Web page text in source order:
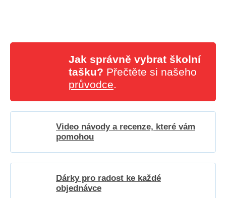
Jak správně vybrat školní
tašku? Přečtěte si našeho
průvodce.
Video návody a recenze, které vám
pomohou
Dárky pro radost ke každé
objednávce